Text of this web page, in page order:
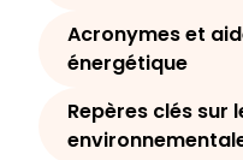
Acronymes et
énergétique
Repères clés sur